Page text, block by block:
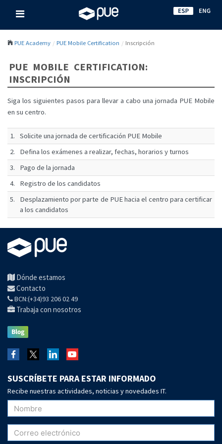
PUE Academy PUE Mobile Certification Inscripción
PUE MOBILE CERTIFICATION:
INSCRIPCIÓN
Siga los siguientes pasos para llevar a cabo una jornada PUE Mobile
en su centro.
1.
Solicite una jornada de certificación PUE Mobile
2.
Defina los exámenes a realizar, fechas, horarios y turnos
3.
Pago de la jornada
4.
Registro de los candidatos
5.
Desplazamiento por parte de PUE hacia el centro para certificar
a los candidatos
Dónde estamos
Contacto
BCN:(+34)93 206 02 49
Trabaja con nosotros
SUSCRÍBETE PARA ESTAR INFORMADO
Recibe nuestras actividades, noticias y novedades IT.